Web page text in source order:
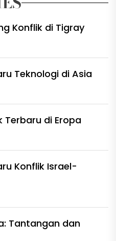
Konflik di Tigray
Teknologi di Asia
Terbaru di Eropa
Konflik Israel-
Tantangan dan